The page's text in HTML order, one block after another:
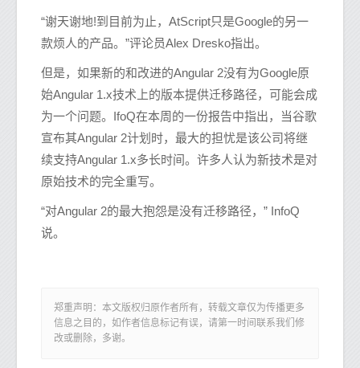
“谢天谢地!到目前为止，AtScript只是Google的另一
款烦人的产品。”评论员Alex Dresko指出。
但是，如果新的和改进的Angular 2没有为Google原
始Angular 1.x技术上的版本提供迁移路径，可能会成
为一个问题。IfoQ在本周的一份报告中指出，当谷歌
宣布其Angular 2计划时，最大的担忧是该公司将继
续支持Angular 1.x多长时间。许多人认为新技术是对
原始技术的完全重写。
“对Angular 2的最大抱怨是没有迁移路径，” InfoQ
说。
郑重声明：本文版权归原作者所有，转载文章仅为传播更多
信息之目的，如作者信息标记有误，请第一时间联系我们修
改或删除，多谢。